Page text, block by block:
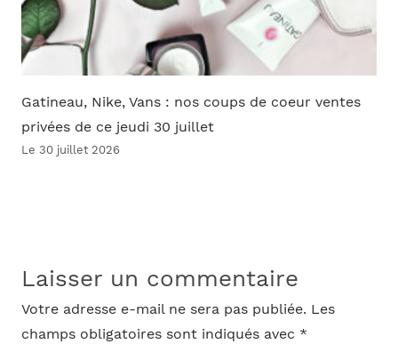
Gatineau, Nike, Vans : nos coups de coeur ventes
privées de ce jeudi 30 juillet
Le 30 juillet 2026
Laisser un commentaire
Votre adresse e-mail ne sera pas publiée. Les
champs obligatoires sont indiqués avec *